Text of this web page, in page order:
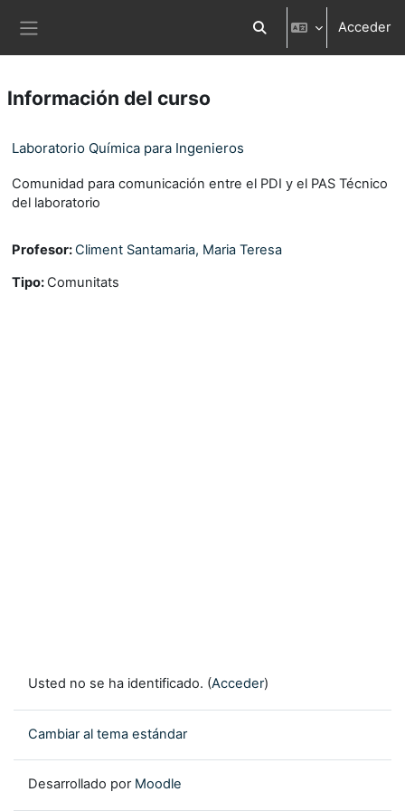
Selector de búsqueda
Acceder
Información del curso
Laboratorio Química para Ingenieros
Comunidad para comunicación entre el PDI y el PAS Técnico
del laboratorio
Profesor:Climent Santamaria, Maria Teresa
Tipo: Comunitats
Usted no se ha identificado. (Acceder)
Cambiar al tema estándar
Desarrollado por Moodle